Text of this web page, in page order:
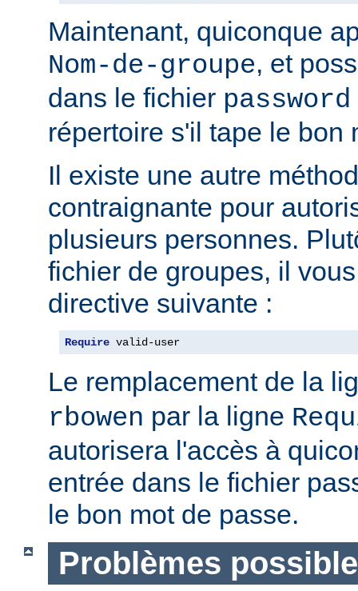
Maintenant, quiconque
Nom-de-groupe, et
dans le fichier password
répertoire s'il tape le bon
Il existe une autre
contraignante pour
plusieurs personnes.
fichier de groupes, il
directive suivante :
Require valid-user
Le remplacement de la
rbowen par la ligne
autorisera l'accès à
entrée dans le fichier
le bon mot de passe.
Problèmes